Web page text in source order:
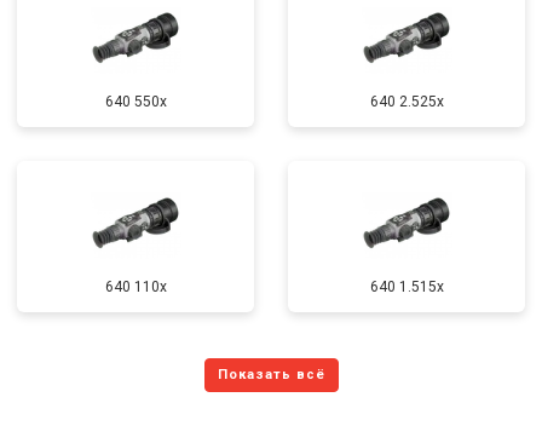
640 550x 640 2.525x
640 110x 640 1.515x